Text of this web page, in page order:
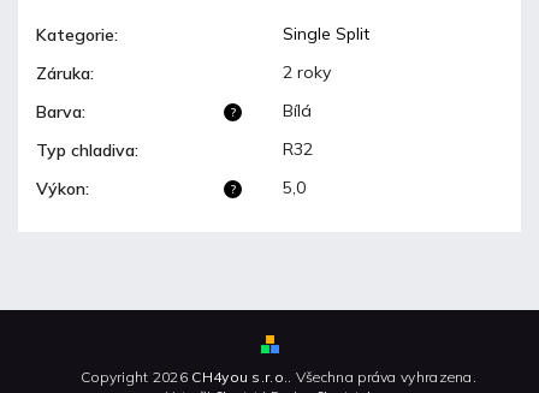
Kategorie:
Single Split
Záruka: 2 roky
?
Barva:
Bílá
Typ chladiva: R32
?
Výkon: 5,0
Copyright 2026 CH4you s.r.o. . Všechna práva vyhrazena.